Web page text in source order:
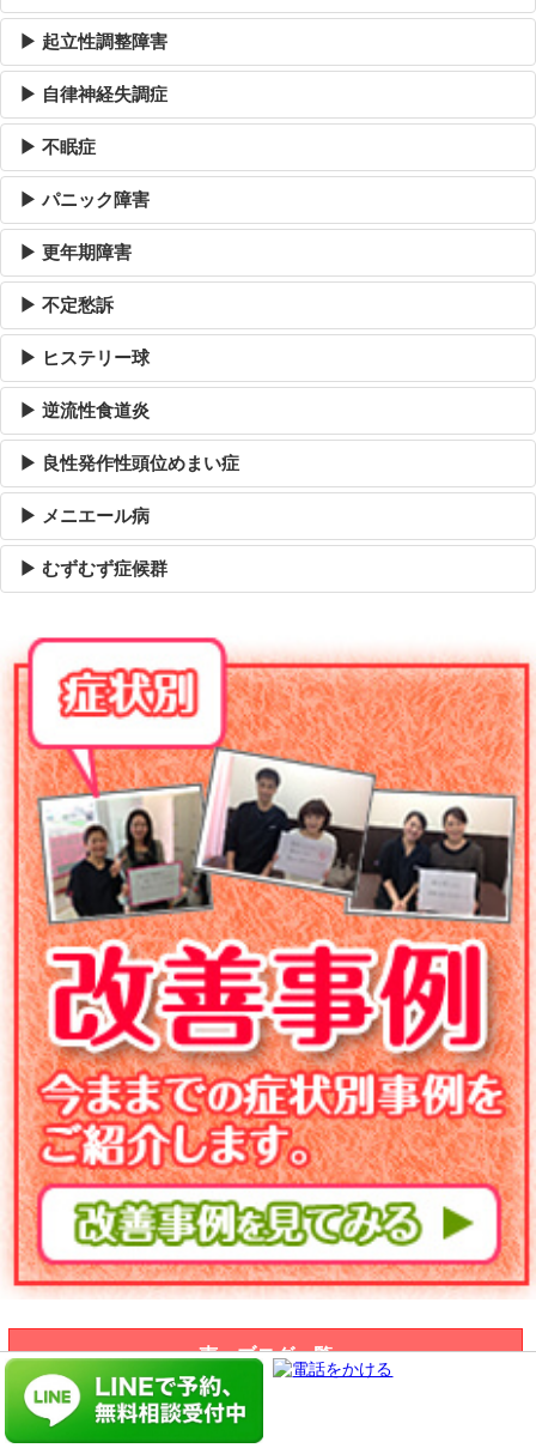
▶ 起立性調整障害
▶ 自律神経失調症
▶ 不眠症
▶ パニック障害
▶ 更年期障害
▶ 不定愁訴
▶ ヒステリー球
▶ 逆流性食道炎
▶ 良性発作性頭位めまい症
▶ メニエール病
▶ むずむず症候群
声、ブログ一覧
▶ 改善事例一覧